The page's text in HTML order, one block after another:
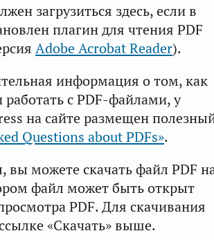
загрузиться здесь, если в
плагин для чтения PDF
Adobe Acrobat Reader).
информация о том, как
работать с PDF-файлами, у
на сайте размещен
Questions about PDFs».
вы можете скачать файл PDF
файл может быть открыт
PDF. Для скачивания
«Скачать» выше.